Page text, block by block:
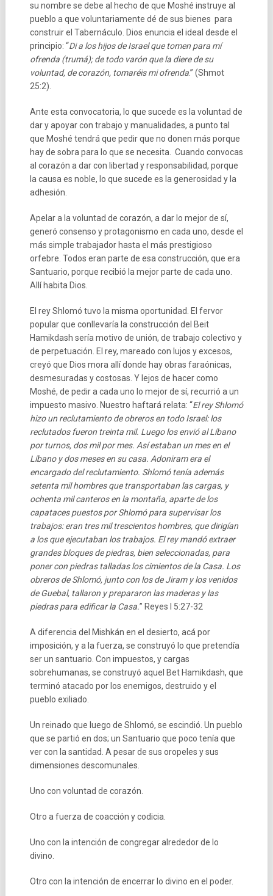
su nombre se debe al hecho de que Moshé instruye al
pueblo a que voluntariamente dé de sus bienes para
construir el Tabernáculo. Dios enuncia el ideal desde el
principio: “Di a los hijos de Israel que tomen para mí
ofrenda (trumá); de todo varón que la diere de su
voluntad, de corazón, tomaréis mi ofrenda.” (Shmot
25:2).
Ante esta convocatoria, lo que sucede es la voluntad de
dar y apoyar con trabajo y manualidades, a punto tal
que Moshé tendrá que pedir que no donen más porque
hay de sobra para lo que se necesita. Cuando convocas
al corazón a dar con libertad y responsabilidad, porque
la causa es noble, lo que sucede es la generosidad y la
adhesión.
Apelar a la voluntad de corazón, a dar lo mejor de sí,
generó consenso y protagonismo en cada uno, desde el
más simple trabajador hasta el más prestigioso
orfebre. Todos eran parte de esa construcción, que era
Santuario, porque recibió la mejor parte de cada uno.
Allí habita Dios.
El rey Shlomó tuvo la misma oportunidad. El fervor
popular que conllevaría la construcción del Beit
Hamikdash sería motivo de unión, de trabajo colectivo y
de perpetuación. El rey, mareado con lujos y excesos,
creyó que Dios mora allí donde hay obras faraónicas,
desmesuradas y costosas. Y lejos de hacer como
Moshé, de pedir a cada uno lo mejor de sí, recurrió a un
impuesto masivo. Nuestro haftará relata: “El rey Shlomó
hizo un reclutamiento de obreros en todo Israel: los
reclutados fueron treinta mil. Luego los envió al Líbano
por turnos, dos mil por mes. Así estaban un mes en el
Líbano y dos meses en su casa. Adoniram era el
encargado del reclutamiento. Shlomó tenía además
setenta mil hombres que transportaban las cargas, y
ochenta mil canteros en la montaña, aparte de los
capataces puestos por Shlomó para supervisar los
trabajos: eran tres mil trescientos hombres, que dirigían
a los que ejecutaban los trabajos. El rey mandó extraer
grandes bloques de piedras, bien seleccionadas, para
poner con piedras talladas los cimientos de la Casa. Los
obreros de Shlomó, junto con los de Jiram y los venidos
de Guebal, tallaron y prepararon las maderas y las
piedras para edificar la Casa.” Reyes I 5:27-32
A diferencia del Mishkán en el desierto, acá por
imposición, y a la fuerza, se construyó lo que pretendía
ser un santuario. Con impuestos, y cargas
sobrehumanas, se construyó aquel Bet Hamikdash, que
terminó atacado por los enemigos, destruido y el
pueblo exiliado.
Un reinado que luego de Shlomó, se escindió. Un pueblo
que se partió en dos; un Santuario que poco tenía que
ver con la santidad. A pesar de sus oropeles y sus
dimensiones descomunales.
Uno con voluntad de corazón.
Otro a fuerza de coacción y codicia.
Uno con la intención de congregar alrededor de lo
divino.
Otro con la intención de encerrar lo divino en el poder.